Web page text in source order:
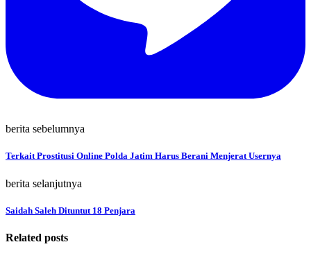
berita sebelumnya
Terkait Prostitusi Online Polda Jatim Harus Berani Menjerat Usernya
berita selanjutnya
Saidah Saleh Dituntut 18 Penjara
Related posts